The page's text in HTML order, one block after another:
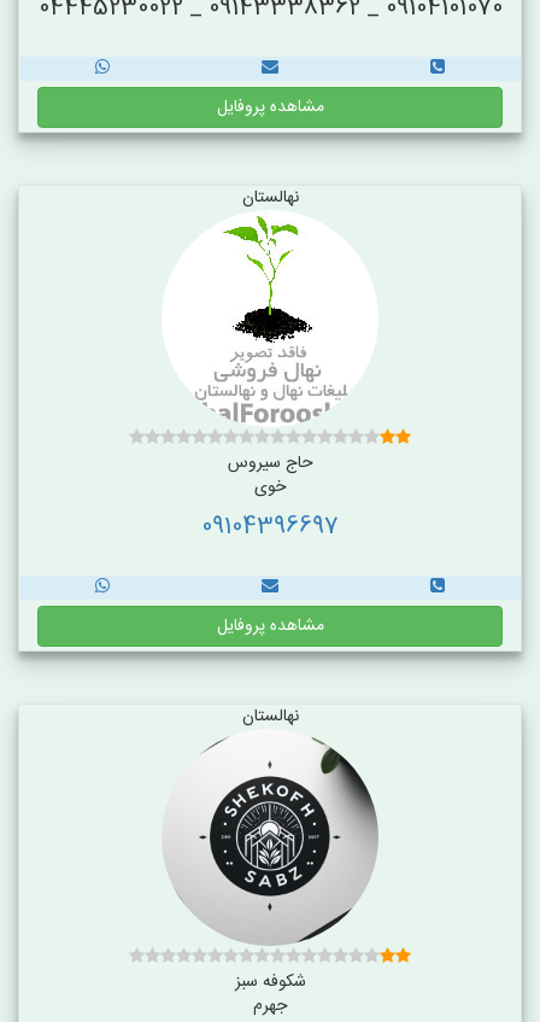
09104101070 _ 09143338362 _ 04445230022
مشاهده پروفایل
نهالستان
حاج سیروس
خوی
09104396697
مشاهده پروفایل
نهالستان
شکوفه سبز
جهرم